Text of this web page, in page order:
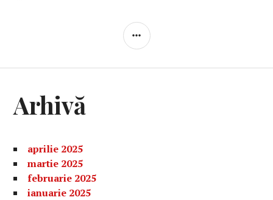
BARĂ
Arhivă
aprilie 2025
martie 2025
februarie 2025
ianuarie 2025